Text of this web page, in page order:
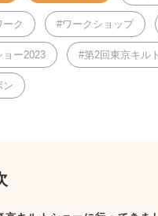
ーク ワークショップ
ョー2023 第2回東京キル
ン